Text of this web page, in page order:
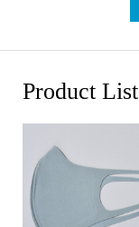
Product List